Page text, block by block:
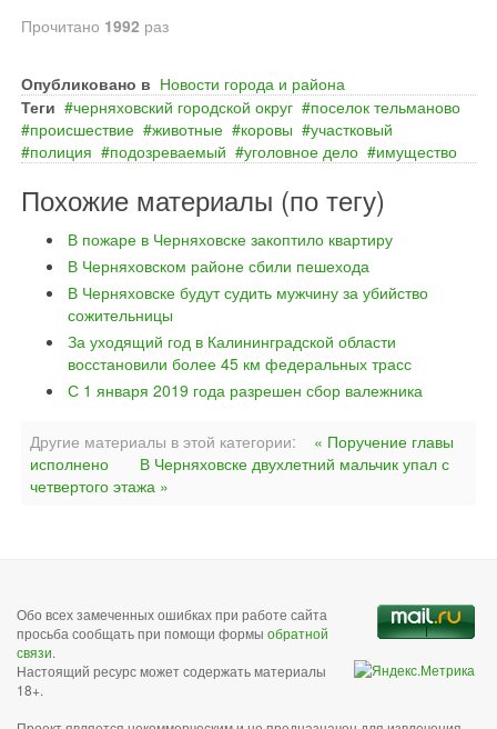
Прочитано 1992 раз
Опубликовано в Новости города и района
Теги
черняховский городской округ
поселок тельманово
происшествие
животные коровы
участковый
полиция
подозреваемый уголовное дело имущество
Похожие материалы (по тегу)
В пожаре в Черняховске закоптило квартиру
В Черняховском районе сбили пешехода
В Черняховске будут судить мужчину за убийство
сожительницы
За уходящий год в Калининградской области
восстановили более 45 км федеральных трасс
С 1 января 2019 года разрешен сбор валежника
Другие материалы в этой категории:
« Поручение главы
исполнено
В Черняховске двухлетний мальчик упал с
четвертого этажа »
Обо всех замеченных ошибках при работе сайта
просьба сообщать при помощи формы обратной
связи.
Настоящий ресурс может содержать материалы
18+.